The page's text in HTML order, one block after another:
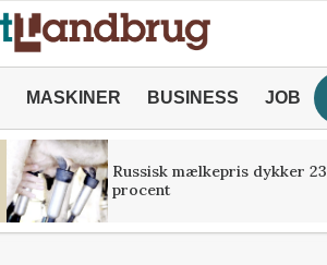
MASKINER BUSINESS JOB
Russisk mælkepris dykker 23
procent